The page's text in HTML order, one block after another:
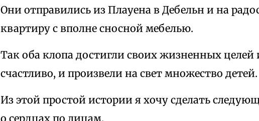
Они отправились из Плауена в Дебельн и на
квартиру с вполне сносной мебелью.
Так оба клопа достигли своих жизненных
счастливо, и произвели на свет множество детей.
Из этой простой истории я хочу сделать
о сердцах по лицам.